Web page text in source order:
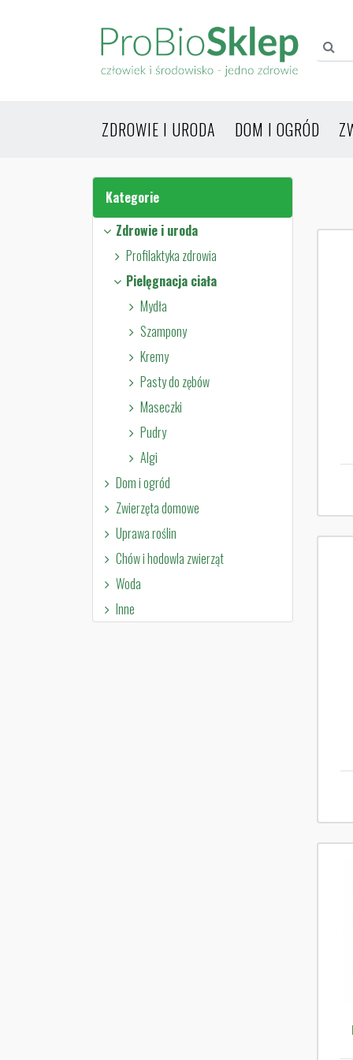
ZDROWIE I URODA DOM I OGRÓD
Kategorie
Zdrowie i uroda
Profilaktyka zdrowia
Pielęgnacja ciała
Mydła
Szampony
Kremy
Pasty do zębów
Maseczki
Pudry
Algi
Dom i ogród
Zwierzęta domowe
Uprawa roślin
Chów i hodowla zwierząt
Woda
Inne